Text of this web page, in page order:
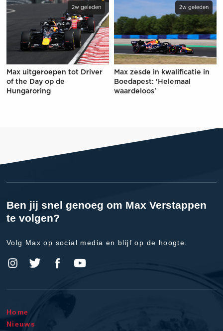
2w geleden
Max uitgeroepen tot Driver
of the Day op de
Hungaroring
2w geleden
Max zesde in kwalificatie in
Boedapest: 'Helemaal
waardeloos'
Ben jij snel genoeg om Max Verstappen
te volgen?
Volg Max op social media en blijf op de hoogte.
Home
Nieuws